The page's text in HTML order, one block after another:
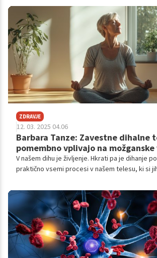
bolezni, presnovne motnje, rak in demenca
posledica dolgoročnih življenjskih navad, na
vplivali že veliko prej. Kljub številnim
pomenu preventive še vedno čakamo na prvi
odločimo za spremembe. Zakaj je preventiva
spregledana in kako lahko spremenimo ta
Pogovarjala sem se z Marijo Lucijo Antolič, dr.
medicine dela, prometa in športa, ki v in pri
poudarek daje dolgoživosti in preventivi, ki je
pomena.
ZDRAVJE
12. 03. 2025 04.06
Barbara Tanze: Zavestne dihalne
pomembno vplivajo na
V našem dihu je življenje. Hkrati pa je dihanje
praktično vsemi procesi v našem telesu, ki si
in predvsem na naš simpatični in
Slednja sta pomembna pri obvladovanju
zdi, da ga je v zadnjem času vedno več. O
vpliva na naše soočanje s stresom, kako
telo, kako lahko bolj zavestno dihamo in zakaj
dar, sem se pogovarjala z Barbaro Tanze, M.A.
pedagoginjo, diplomantko Akademije za